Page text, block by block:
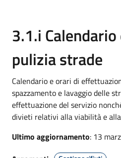
3.1.i
pulizia strade
Calendario e orari di
spazzamento e lavaggio delle
effettuazione del servizio
divieti relativi alla viabilità e
Ultimo aggiornamento: 13